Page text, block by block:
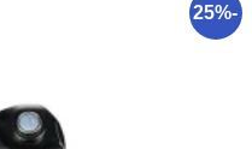
-25%